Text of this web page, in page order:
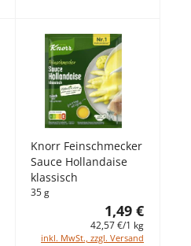
Knorr Feinschmecker
Sauce Hollandaise
klassisch
35 g
1,49 €
42,57 €/1 kg
inkl. MwSt., zzgl. Versand